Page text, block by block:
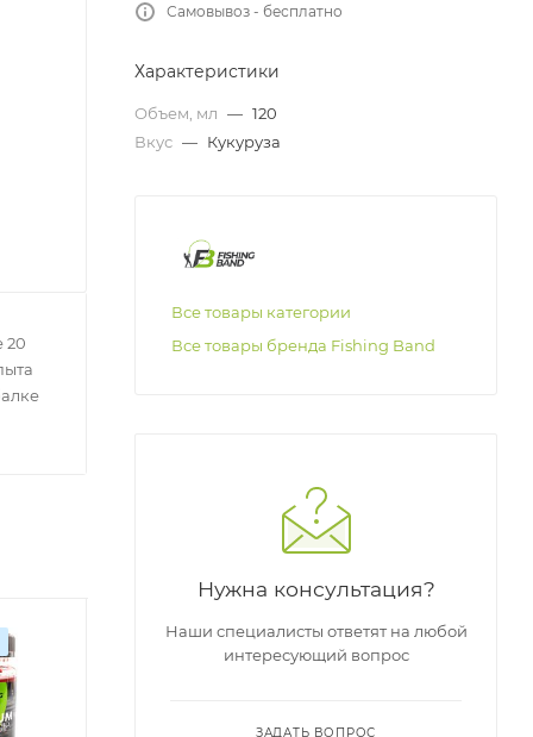
20
Оригинал Оригинал
Самовывоз - бесплатно
Характеристики
Объем, мл — 120
Вкус — Кукуруза
Все товары категории
Все товары бренда Fishing Band
Нужна консультация?
Наши специалисты ответят на любой
интересующий вопрос
ЗАДАТЬ ВОПРОС